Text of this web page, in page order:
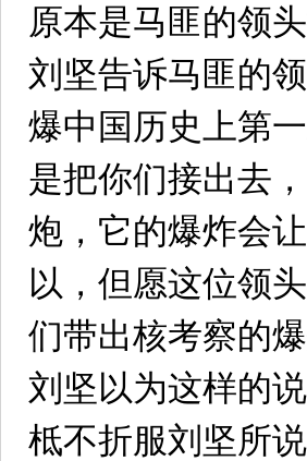
原本是马匪的领
刘坚告诉马匪的
爆中国历史上第
是把你们接出去
炮，它的爆炸会
以，但愿这位领
们带出核考察的爆
刘坚以为这样的
柢不折服刘坚所